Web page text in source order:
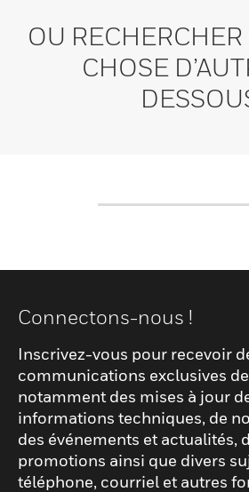
OU
CHOSE
Connectons-nous !
Inscrivez-vous pour recevoir
communications exclusives
notamment des mises à jour
informations techniques, de
des événements et actualités,
promotions ainsi que divers
téléphone, courriel et autres